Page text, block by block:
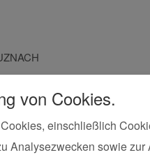
Vor Ort in deiner
von Cookies.
einschließlich
Analysezwecken sowie zur